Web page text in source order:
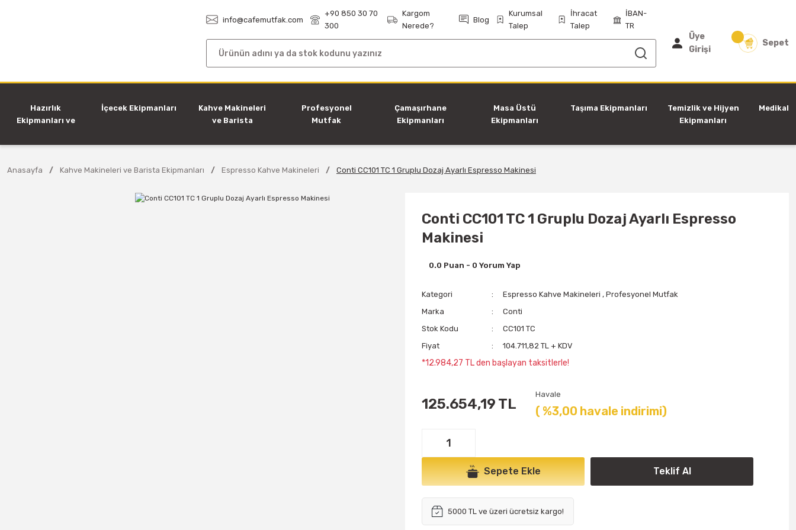
info@cafemutfak.com
+90 850 30 70
300
Kargom
Nerede?
Blog
Kurumsal
Talep
İhracat
Talep
İBAN-
TR
Üye
Girişi
Sepet
Hazırlık
Ekipmanları ve
İçecek Ekipmanları
Kahve Makineleri
ve Barista
Profesyonel
Mutfak
Çamaşırhane
Ekipmanları
Masa Üstü
Ekipmanları
Taşıma Ekipmanları
Temizlik ve Hijyen
Ekipmanları
Medikal
Anasayfa Kahve Makineleri ve Barista Ekipmanları Espresso Kahve Makineleri Conti CC101 TC 1 Gruplu Dozaj Ayarlı Espresso Makinesi
Conti CC101 TC 1 Gruplu Dozaj Ayarlı Espresso
Makinesi
0.0 Puan - 0 Yorum Yap
Kategori Espresso Kahve Makineleri ,Profesyonel Mutfak
Marka
Conti
Stok Kodu
CC101 TC
Fiyat
104.711,82 TL + KDV
*12.984,27 TL den başlayan taksitlerle!
125.654,19 TL
Havale
( %3,00 havale indirimi)
Sepete Ekle Teklif Al
5000 TL ve üzeri ücretsiz kargo!